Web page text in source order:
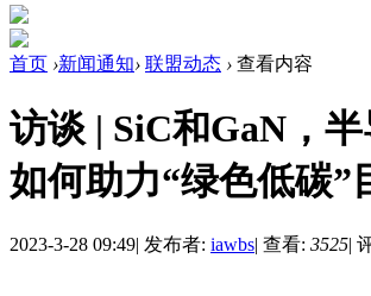
首页 ›新闻通知› 联盟动态 › 查看内容
访谈 | SiC和GaN，
如何助力“绿色低碳”
2023-3-28 09:49| 发布者: iawbs| 查看: 3525|